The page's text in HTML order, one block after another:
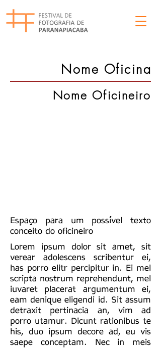
Nome Oficina
Nome Oficineiro
Espaço para um possível texto
conceito do oficineiro
Lorem ipsum dolor sit amet, sit
verear adolescens scribentur ei,
has porro elitr percipitur in. Ei mel
scripta nostrum reprehendunt, mel
iuvaret placerat argumentum ei,
eam denique eligendi id. Sit assum
detraxit pertinacia an, vim ad
porro utamur. Dicunt rationibus te
his, duo ipsum decore ad, eu vis
saepe conceptam. Nec in meis